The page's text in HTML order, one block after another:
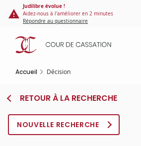
Panneau de gestion des cookies
contenu
principal
Judilibre évolue !
Aidez-nous à l'améliorer en 2 minutes
Répondre au questionnaire
Accueil Décision
RETOUR À LA RECHERCHE
NOUVELLE RECHERCHE